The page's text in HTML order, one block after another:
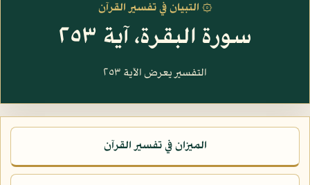
۞ التبيان في تفسير القرآن
سورة البقرة، آية ٢٥٣
التفسير يعرض الآية ٢٥٣
الميزان في تفسير القرآن